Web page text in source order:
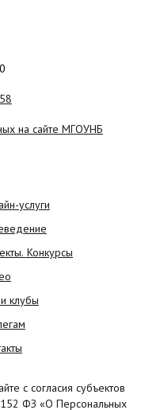
на сайте МГОУНБ
услуги
Конкурсы
клубы
с согласия субъектов
152 ФЗ «О Персональных